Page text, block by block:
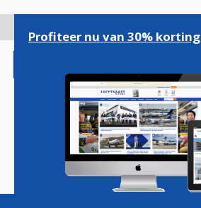
gaan
Magazine Podcasts
Profiteer nu van 30% korting